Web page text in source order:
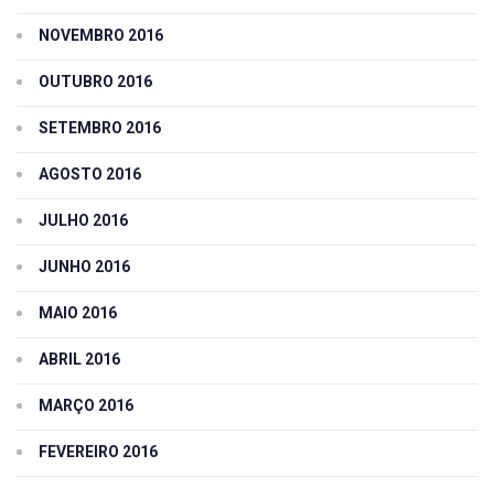
NOVEMBRO 2016
OUTUBRO 2016
SETEMBRO 2016
AGOSTO 2016
JULHO 2016
JUNHO 2016
MAIO 2016
ABRIL 2016
MARÇO 2016
FEVEREIRO 2016